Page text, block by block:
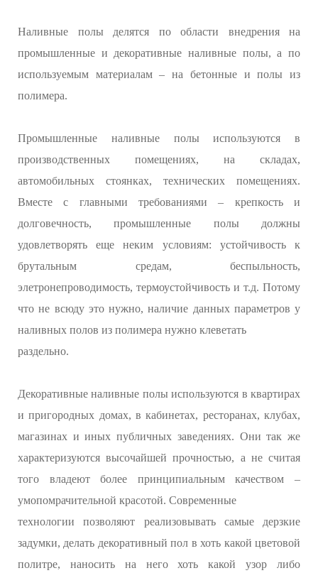
Наливные полы делятся по области внедрения на
промышленные и декоративные наливные полы, а по
используемым материалам – на бетонные и полы из
полимера.
Промышленные наливные полы используются в
производственных помещениях, на складах,
автомобильных стоянках, технических помещениях.
Вместе с главными требованиями – крепкость и
долговечность, промышленные полы должны
удовлетворять еще неким условиям: устойчивость к
брутальным средам, беспыльность,
элетронепроводимость, термоустойчивость и т.д. Потому
что не всюду это нужно, наличие данных параметров у
наливных полов из полимера нужно клеветать
раздельно.
Декоративные наливные полы используются в квартирах
и пригородных домах, в кабинетах, ресторанах, клубах,
магазинах и иных публичных заведениях. Они так же
характеризуются высочайшей прочностью, а не считая
того владеют более принципиальным качеством –
умопомрачительной красотой. Современные
технологии позволяют реализовывать самые дерзкие
задумки, делать декоративный пол в хоть какой цветовой
политре, наносить на него хоть какой узор либо